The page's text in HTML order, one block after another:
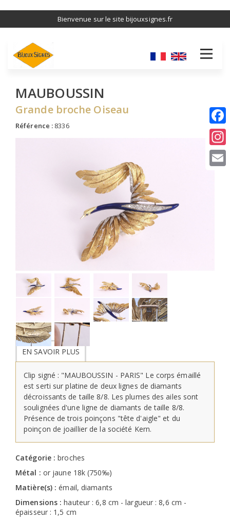
principal
Bienvenue sur le site bijouxsignes.fr
MAUBOUSSIN
Grande broche Oiseau
Référence : 8336
EN SAVOIR PLUS
Clip signé : "MAUBOUSSIN - PARIS" Le corps émaillé
est serti sur platine de deux lignes de diamants
décroissants de taille 8/8. Les plumes des ailes sont
soulignées d'une ligne de diamants de taille 8/8.
Présence de trois poinçons "tête d'aigle" et du
poinçon de joaillier de la société Kern.
Catégorie :broches
Métal : or jaune 18k (750‰)
Matière(s) :émail, diamants
Dimensions :hauteur : 6,8 cm - largueur : 8,6 cm -
épaisseur : 1,5 cm